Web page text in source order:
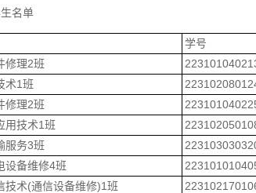
名单
学号
修理2班
术1班
修理2班
用技术1班
服务3班
设备维修4班
技术(通信设备维修)1班